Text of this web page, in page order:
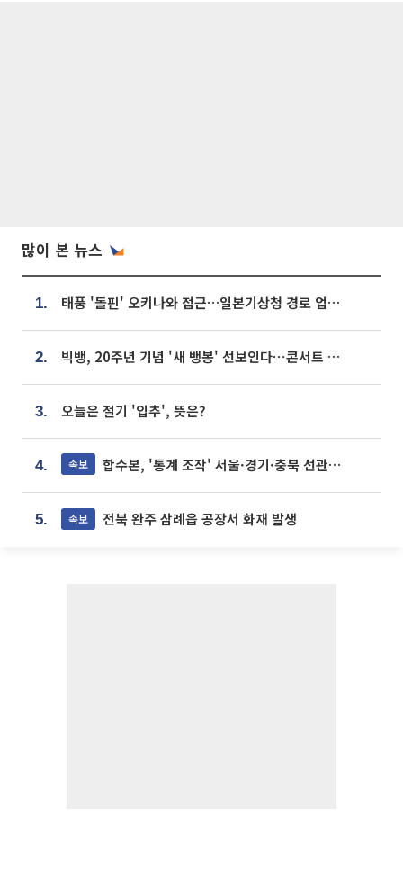
많이 본 뉴스
1. 태풍 '돌핀' 오키나와 접근…일본기상청 경로 업데이트
2. 빅뱅, 20주년 기념 '새 뱅봉' 선보인다⋯콘서트 앞두고 팝업 개최
3. 오늘은 절기 '입추', 뜻은?
4. 속보 합수본, '통계 조작' 서울·경기·충북 선관위 등 추가 압수수색
5. 속보 전북 완주 삼례읍 공장서 화재 발생